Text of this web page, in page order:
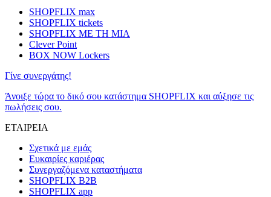
SHOPFLIX max
SHOPFLIX tickets
SHOPFLIX ΜΕ ΤΗ ΜΙΑ
Clever Point
BOX NOW Lockers
Γίνε συνεργάτης!
Άνοιξε τώρα το δικό σου κατάστημα SHOPFLIX και αύξησε τις
πωλήσεις σου.
ΕΤΑΙΡΕΙΑ
Σχετικά με εμάς
Ευκαιρίες καριέρας
Συνεργαζόμενα καταστήματα
SHOPFLIX B2B
SHOPFLIX app